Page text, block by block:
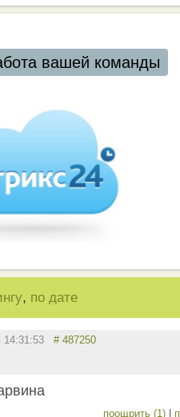
вашей команды
, по дате
14:31:53 # 487250
поощрить (1)